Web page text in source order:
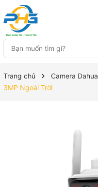
Trang chủ Camera Dahua
3MP Ngoài Trời